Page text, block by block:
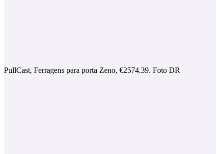
PullCast, Ferragens para porta Zeno, €2574.39. Foto DR